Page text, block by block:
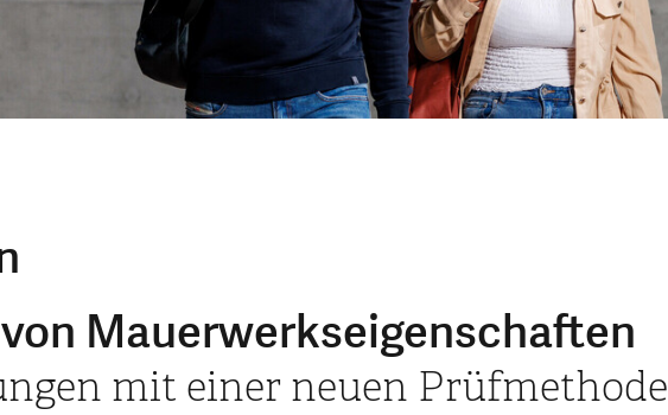
Mauerwerkseigenschaften
mit einer neuen Prüfmethode